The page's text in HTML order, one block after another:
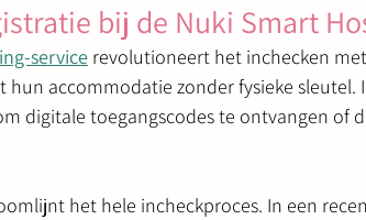
bij de Nuki Smart
service revolutioneert het inchecken
hun accommodatie zonder fysieke sleutel.
digitale toegangscodes te ontvangen of
het hele incheckproces. In een